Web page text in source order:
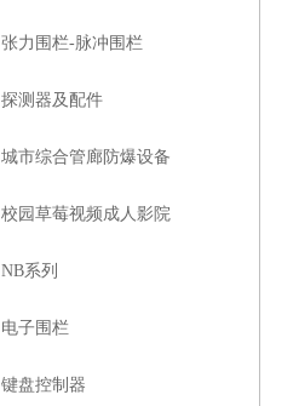
张力围栏-脉冲围栏
探测器及配件
城市综合管廊防爆设备
校园草莓视频成人影院
NB系列
电子围栏
键盘控制器